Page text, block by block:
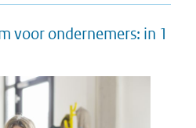
voor ondernemers: in 1